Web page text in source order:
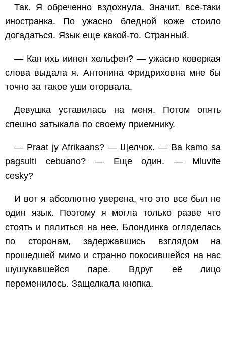
Так. Я обреченно вздохнула. Значит, все-таки
иностранка. По ужасно бледной коже стоило
догадаться. Язык еще какой-то. Странный.
— Кан ихь иинен хельфен? — ужасно коверкая
слова выдала я. Антонина Фридриховна мне бы
точно за такое уши оторвала.
Девушка уставилась на меня. Потом опять
спешно затыкала по своему приемнику.
— Praat jy Afrikaans? — Щелчок. — Ва kamo sa
pagsulti cebuano? — Еще один. — Mluvite
cesky?
И вот я абсолютно уверена, что это все был не
один язык. Поэтому я могла только разве что
стоять и пялиться на нее. Блондинка огляделась
по сторонам, задержавшись взглядом на
прошедшей мимо и странно покосившейся на нас
шушукавшейся паре. Вдруг её лицо
переменилось. Защелкала кнопка.